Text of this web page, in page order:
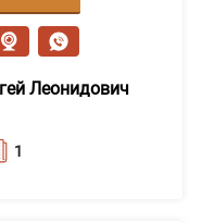
Леонидович
1